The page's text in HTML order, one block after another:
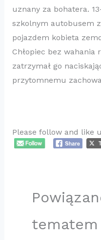
uznany za bohatera.
szkolnym autobusem
pojazdem kobieta
Chłopiec bez wahania
zatrzymał go
przytomnemu
Please follow and like
tematem